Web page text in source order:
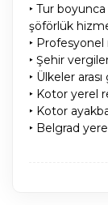
‣ Tur
şöförlük
‣
‣ Şehir
‣ Ülkeler
‣ Kotor yerel
‣ Kotor
‣ Belgrad